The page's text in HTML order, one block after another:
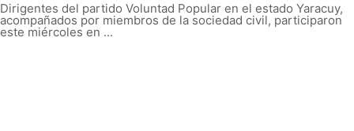
Dirigentes del partido Voluntad Popular en el estado Yaracuy,
acompañados por miembros de la sociedad civil, participaron
este miércoles en ...